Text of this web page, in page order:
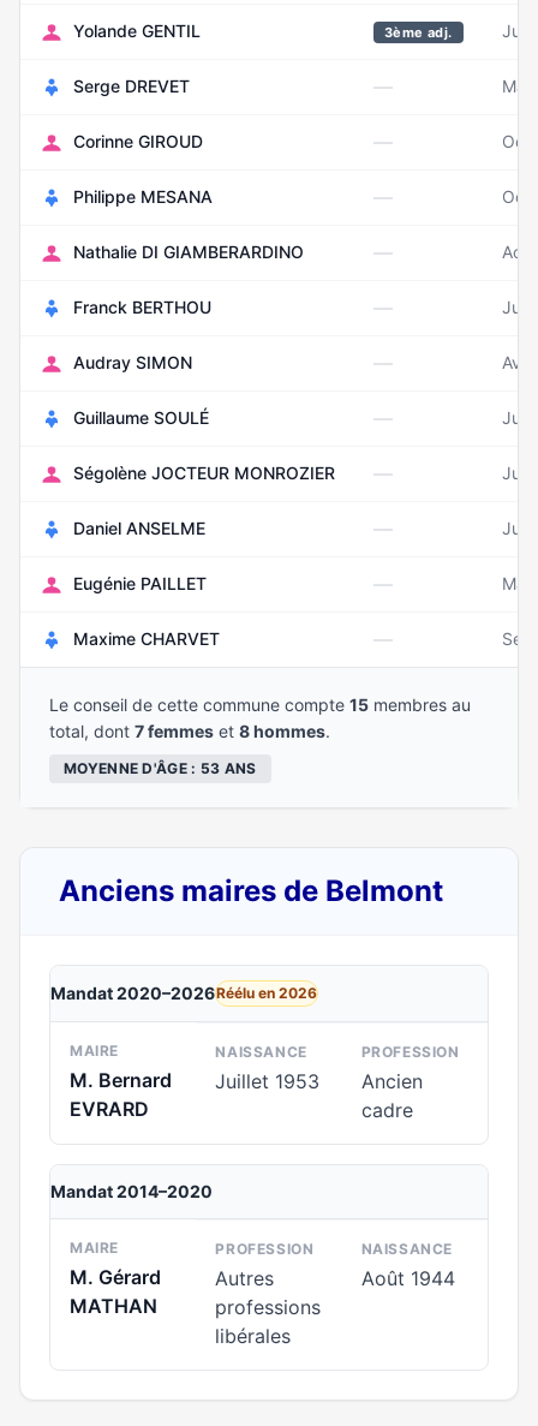
Yolande GENTIL 3ème adj.
Serge DREVET — Mai
Corinne GIROUD —
Philippe MESANA —
Nathalie DI GIAMBERARDINO —
Franck BERTHOU —
Audray SIMON —
Guillaume SOULÉ —
Ségolène JOCTEUR MONROZIER —
Daniel ANSELME —
Eugénie PAILLET —
Maxime CHARVET —
Le conseil de cette commune compte 15 membres au
total, dont 7 femmes et 8 hommes.
MOYENNE D'ÂGE : 53 ANS
Anciens maires de Belmont
Mandat 2020–2026Réélu en 2026
MAIRE
M. Bernard
EVRARD
NAISSANCE
Juillet 1953
PROFESSION
Ancien
cadre
Mandat 2014–2020
MAIRE
M. Gérard
MATHAN
PROFESSION
Autres
professions
libérales
NAISSANCE
Août 1944